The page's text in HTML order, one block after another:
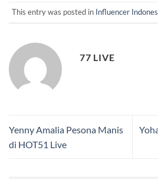
This entry was posted in Influencer
77 LIVE
Yenny Amalia Pesona Manis
di HOT51 Live